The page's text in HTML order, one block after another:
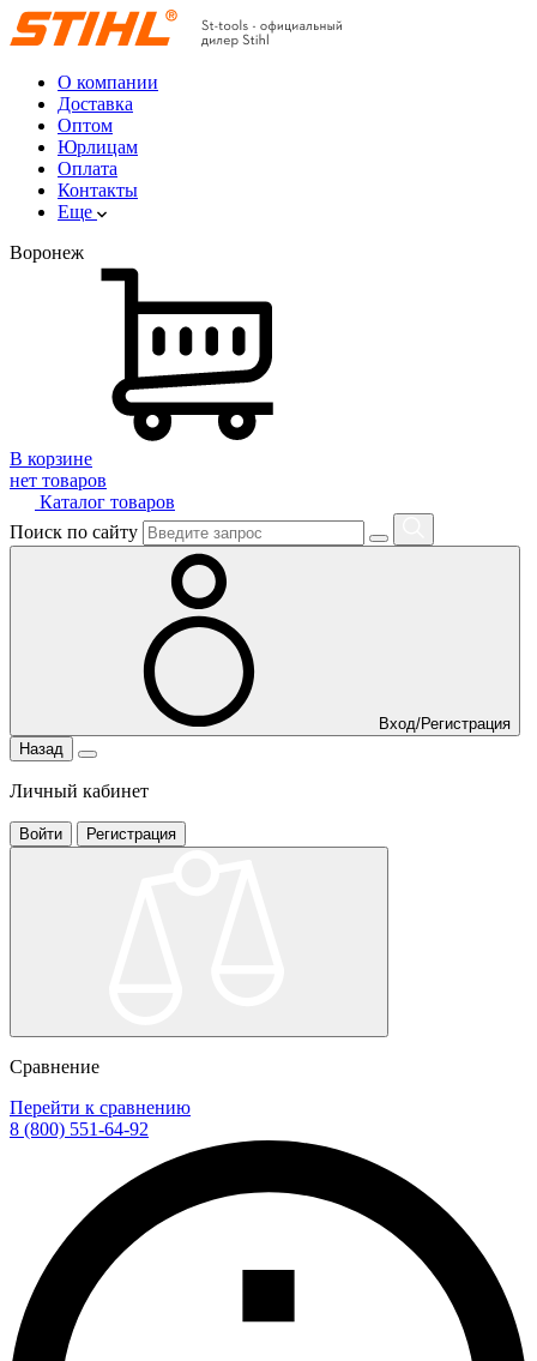
О компании
Доставка
Оптом
Юрлицам
Оплата
Контакты
Еще
Воронеж
В корзине
нет товаров
Каталог товаров
Поиск по сайту
Вход/Регистрация
Назад
Личный кабинет
Войти Регистрация
Сравнение
Перейти к сравнению
8 (800) 551-64-92